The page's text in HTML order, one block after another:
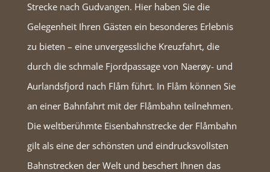
Strecke nach Gudvangen. Hier haben Sie die
Gelegenheit Ihren Gästen ein besonderes Erlebnis
zu bieten – eine unvergessliche Kreuzfahrt, die
durch die schmale Fjordpassage von Naerøy- und
Aurlandsfjord nach Flåm führt. In Flåm können Sie
an einer Bahnfahrt mit der Flåmbahn teilnehmen.
Die weltberühmte Eisenbahnstrecke der Flåmbahn
gilt als eine der schönsten und eindrucksvollsten
Bahnstrecken der Welt und beschert Ihnen das